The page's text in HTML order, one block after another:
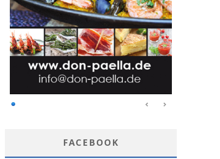
FACEBOOK